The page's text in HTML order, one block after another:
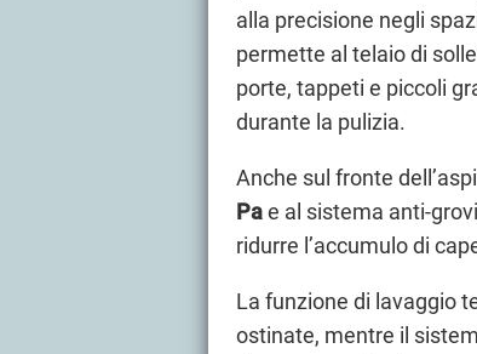
alla precisione negli
permette al telaio di
porte, tappeti e piccoli
durante la pulizia.
Anche sul fronte
Pae al sistema anti-
ridurre l’accumulo di
La funzione di lavaggio
ostinate, mentre il